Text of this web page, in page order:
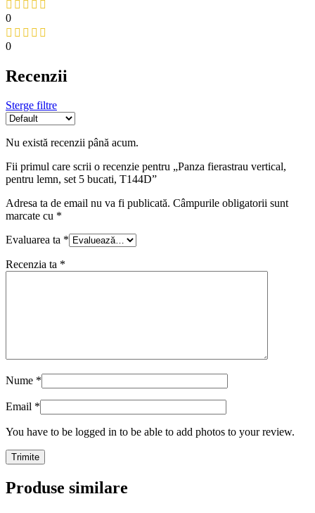
0
0
Recenzii
Sterge filtre
Nu există recenzii până acum.
Fii primul care scrii o recenzie pentru „Panza fierastrau vertical,
pentru lemn, set 5 bucati, T144D”
Adresa ta de email nu va fi publicată. Câmpurile obligatorii sunt
marcate cu *
Evaluarea ta *
Recenzia ta *
Nume *
Email *
You have to be logged in to be able to add photos to your review.
Produse similare